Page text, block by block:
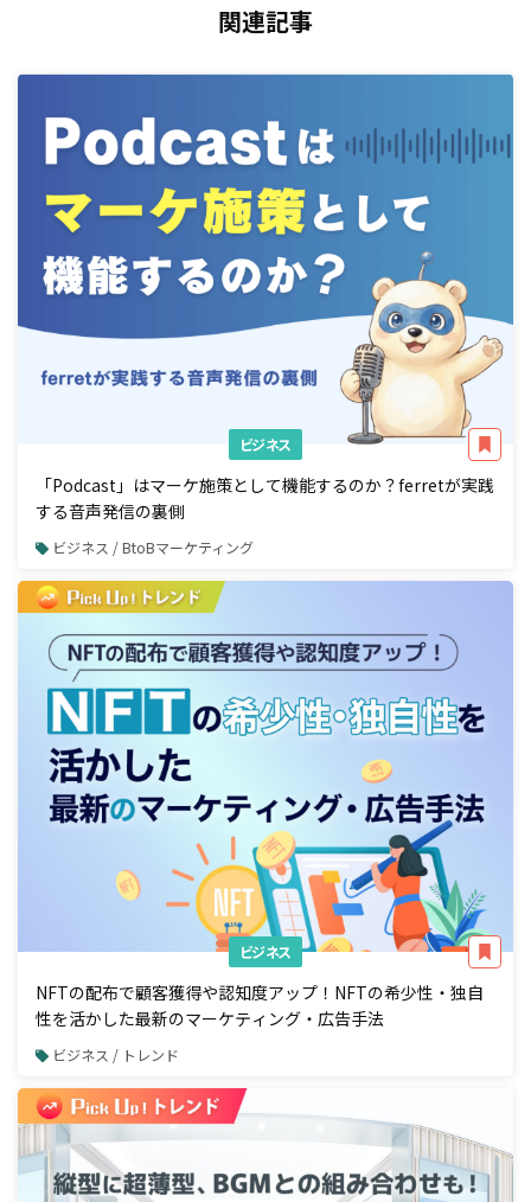
関連記事
ビジネス
「Podcast」はマーケ施策として機能するのか？ferretが実践
する音声発信の裏側
ビジネス / BtoBマーケティング
ビジネス
NFTの配布で顧客獲得や認知度アップ！NFTの希少性・独自
性を活かした最新のマーケティング・広告手法
ビジネス / トレンド